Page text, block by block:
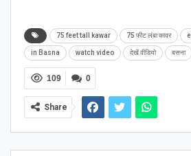
75 feet tall kawar 75 फीट लंबा कावर
in Basna watch video देखें वीडियो बसना
0
109
Share